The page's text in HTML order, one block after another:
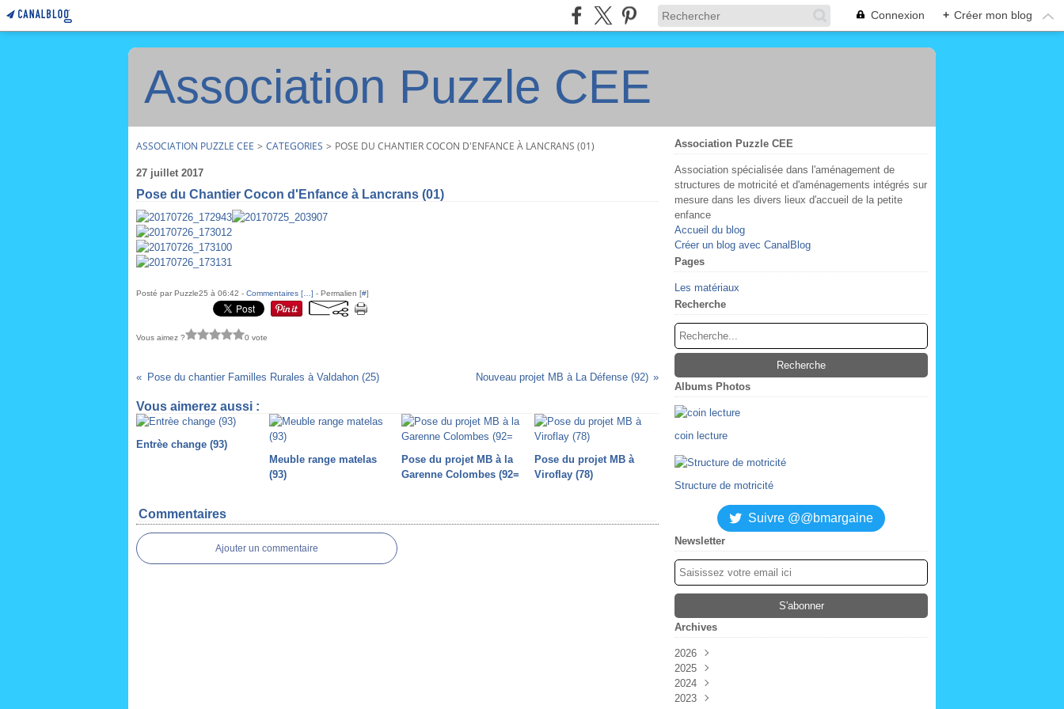
Connexion + Créer mon blog
Association Puzzle CEE
ASSOCIATION PUZZLE CEE > CATEGORIES > POSE DU CHANTIER COCON D'ENFANCE À LANCRANS (01)
27 juillet 2017
Pose du Chantier Cocon d'Enfance à Lancrans (01)
Posté par Puzzle25 à 06:42 - Commentaires [ ] - Permalien [#]
Vous aimez ? 0 vote
Pose du chantier Familles Rurales à Valdahon (25) Nouveau projet MB à La Défense (92)
Vous aimerez aussi :
Entrèe change (93)
Meuble range matelas
(93)
Pose du projet MB à la
Garenne Colombes (92=
Pose du projet MB à
Viroflay (78)
Commentaires
Ajouter un commentaire
Association Puzzle CEE
Association spécialisée dans l'aménagement de
structures de motricité et d'aménagements intégrés sur
mesure dans les divers lieux d'accueil de la petite
enfance
Accueil du blog
Créer un blog avec CanalBlog
Pages
Les matériaux
Recherche
Albums Photos
coin lecture
Structure de motricité
Suivre @@bmargaine
Newsletter
Archives
2026
Février
2025
Octobre
Septembre
2024
Décembre
2023